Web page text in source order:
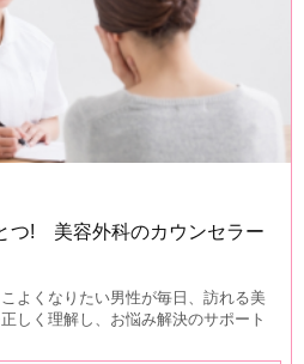
つ! 美容外科のカウンセラー
よくなりたい男性が毎日、訪れる美
しく理解し、お悩み解決のサポート